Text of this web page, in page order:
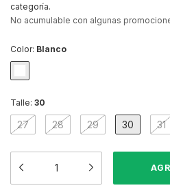
categoría.
No acumulable con algunas
Color: Blanco
Talle: 30
27 28 29 30 31